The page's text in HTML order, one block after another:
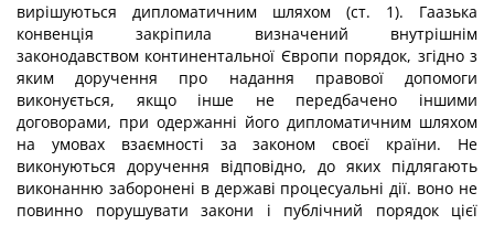
вирішуються дипломатичним шляхом (ст. 1). Гаазька
конвенція закріпила визначений внутрішнім
законодавством континентальної Європи порядок, згідно з
яким доручення про надання правової допомоги
виконується, якщо інше не передбачено іншими
договорами, при одержанні його дипломатичним шляхом
на умовах взаємності за законом своєї країни. Не
виконуються доручення відповідно, до яких підлягають
виконанню заборонені в державі процесуальні дії. воно не
повинно порушувати закони і публічний порядок цієї